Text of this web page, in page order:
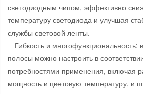
светодиодным чипом, эффективно
температуру светодиода и улучшая
службы световой ленты.
Гибкость и многофункциональность:
полосы можно настроить в
потребностями применения, включая
мощность и цветовую температуру, и